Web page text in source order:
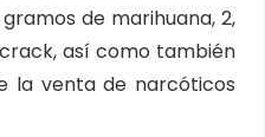
de marihuana, 2,
crack, así como también
la venta de narcóticos